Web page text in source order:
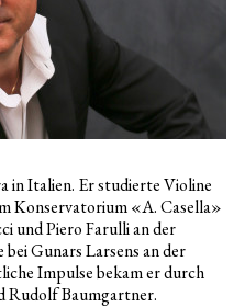
in Italien. Er studierte Violine
Konservatorium «A. Casella»
und Piero Farulli an der
Gunars Larsens an der
Impulse bekam er durch
Rudolf Baumgartner.